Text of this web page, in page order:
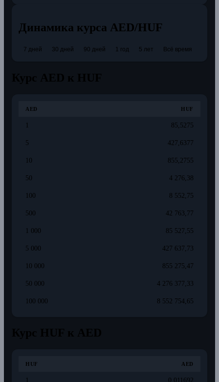
Динамика курса AED/HUF
7 дней 30 дней 90 дней 1 год 5 лет Всё время
AED HUF
1 85,5275
5 427,6377
10 855,2755
50 4 276,38
100 8 552,75
500 42 763,77
1 000 85 527,55
5 000 427 637,73
10 000 855 275,47
50 000 4 276 377,33
100 000 8 552 754,65
HUF AED
0,011692